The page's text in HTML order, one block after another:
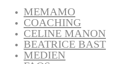
MEMAMO
COACHING
CELINE MANON
BEATRICE BAST
MEDIEN